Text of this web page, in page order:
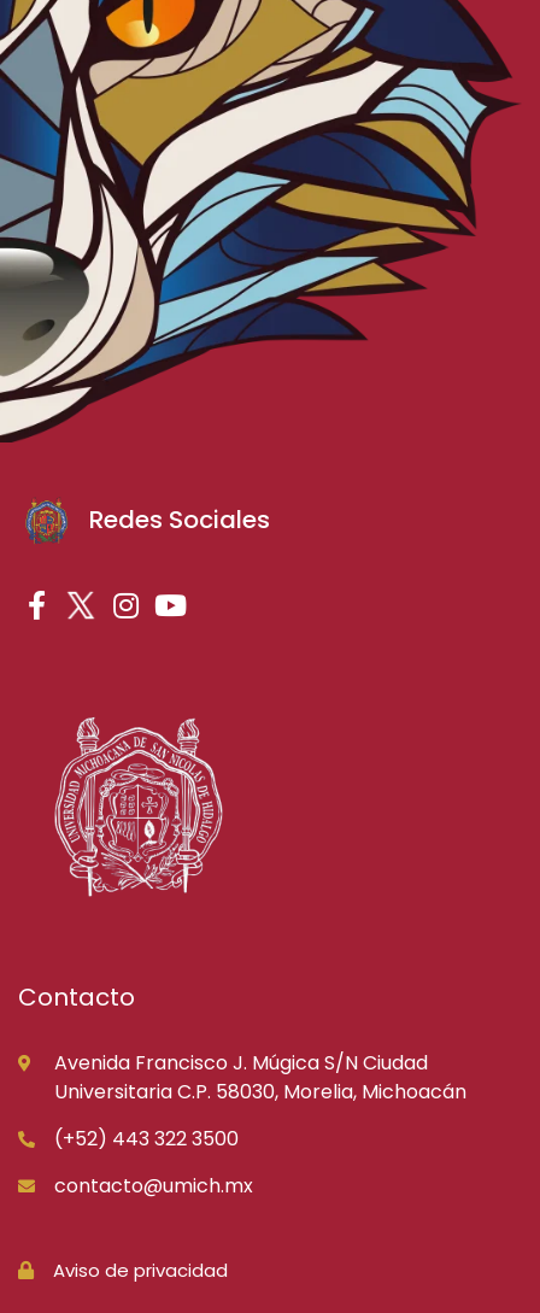
Redes Sociales
Contacto
Avenida Francisco J. Múgica S/N Ciudad
Universitaria C.P. 58030, Morelia, Michoacán
(+52) 443 322 3500
contacto@umich.mx
Aviso de privacidad